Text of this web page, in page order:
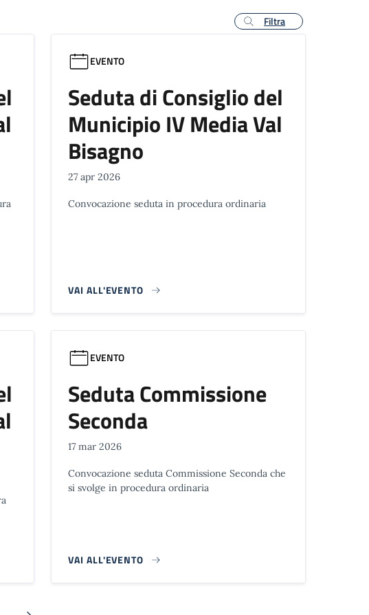
Filtra
EVENTO
Seduta di Consiglio del
Municipio IV Media Val
Bisagno
27 apr 2026
Convocazione seduta in procedura ordinaria
VAI ALL'EVENTO
EVENTO
Seduta Commissione
Seconda
17 mar 2026
Convocazione seduta Commissione Seconda che
si svolge in procedura ordinaria
VAI ALL'EVENTO